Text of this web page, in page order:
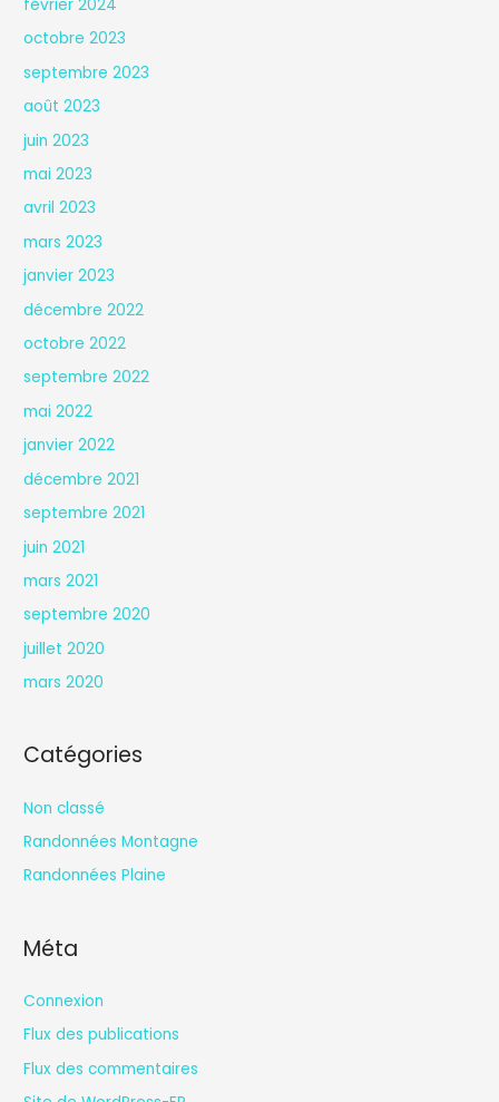
février 2024
octobre 2023
septembre 2023
août 2023
juin 2023
mai 2023
avril 2023
mars 2023
janvier 2023
décembre 2022
octobre 2022
septembre 2022
mai 2022
janvier 2022
décembre 2021
septembre 2021
juin 2021
mars 2021
septembre 2020
juillet 2020
mars 2020
Catégories
Non classé
Randonnées Montagne
Randonnées Plaine
Méta
Connexion
Flux des publications
Flux des commentaires